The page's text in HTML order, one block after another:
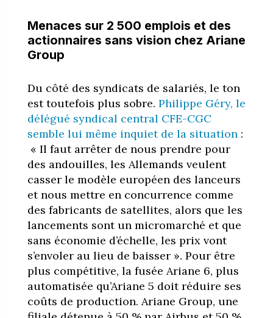
Menaces sur 2 500 emplois et des
actionnaires sans vision chez Ariane
Group
Du côté des syndicats de salariés, le ton
est toutefois plus sobre. Philippe Géry, le
délégué syndical central CFE-CGC
semble lui même inquiet de la situation:
« Il faut arrêter de nous prendre pour
des andouilles, les Allemands veulent
casser le modèle européen des lanceurs
et nous mettre en concurrence comme
des fabricants de satellites, alors que les
lancements sont un micromarché et que
sans économie d’échelle, les prix vont
s’envoler au lieu de baisser ». Pour être
plus compétitive, la fusée Ariane 6, plus
automatisée qu’Ariane 5 doit réduire ses
coûts de production. Ariane Group, une